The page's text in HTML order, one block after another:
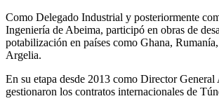
Como Delegado Industrial y posteriormente
Ingeniería de Abeima, participó en obras de
potabilización en países como Ghana,
Argelia.
En su etapa desde 2013 como Director
gestionaron los contratos internacionales de